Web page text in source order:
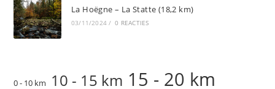
La Hoëgne – La Statte (18,2 km)
03/11/2024 / 0 REACTIES
0 - 10 km 10 - 15 km 15 - 20 km